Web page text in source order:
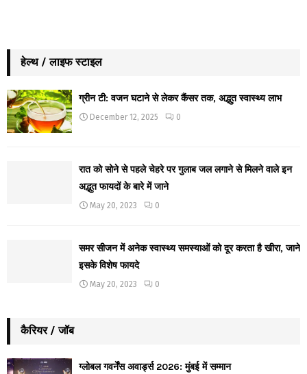
हेल्थ / लाइफ स्टाइल
ग्रीन टी: वजन घटाने से लेकर कैंसर तक, अद्भुत स्वास्थ्य लाभ
December 12, 2025 0
रात को सोने से पहले चेहरे पर गुलाब जल लगाने से मिलने वाले इन
अद्भुत फायदों के बारे में जाने
May 20, 2023 0
समर सीजन में अनेक स्वास्थ्य समस्याओं को दूर करता है खीरा, जाने
इसके विशेष फायदे
May 20, 2023 0
कैरियर / जॉब
ग्लोबल गवर्नेंस अवार्ड्स 2026: मुंबई में सम्मान